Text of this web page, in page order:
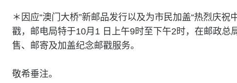
＊因应“澳门大桥”新邮品发行以及为市民加盖“热烈庆
戳，邮电局特于10月1 日上午9时至下午2时，在邮政总
售、邮寄及加盖纪念邮戳服务。
敬希垂注。